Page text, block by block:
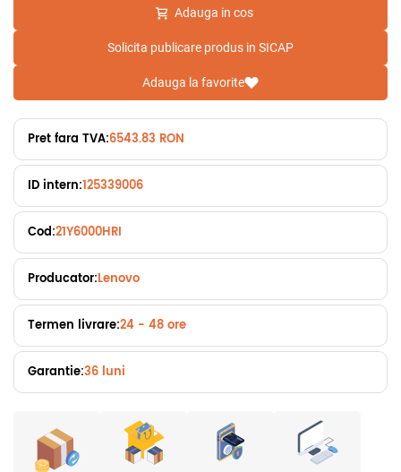
Adauga in cos
Solicita publicare produs in SICAP
Adauga la favorite
Pret fara TVA:6543.83 RON
ID intern:125339006
Cod:21Y6000HRI
Producator:Lenovo
Termen livrare:24 - 48 ore
Garantie:36 luni